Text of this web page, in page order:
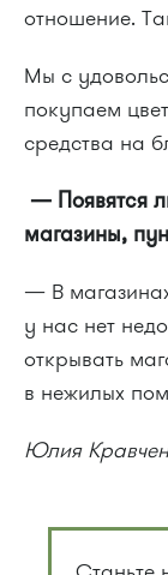
отношение.
Мы с
покупаем
средства на
— Появятся
магазины,
— В
у нас нет
открывать
в нежилых
Юлия